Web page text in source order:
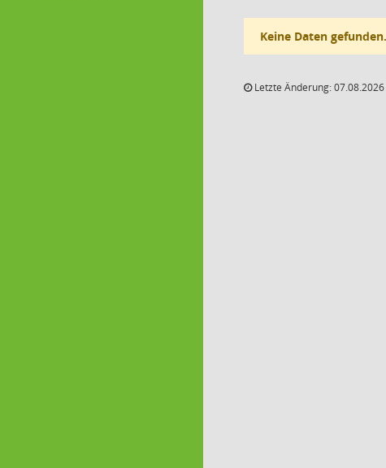
Keine Daten gefunden.
Letzte Änderung: 07.08.2026